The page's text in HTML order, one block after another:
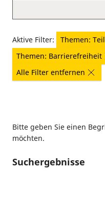
Aktive Filter:
Themen:
Themen: Barrierefreiheit
Alle Filter entfernen
Bitte geben Sie einen
möchten.
Suchergebnisse